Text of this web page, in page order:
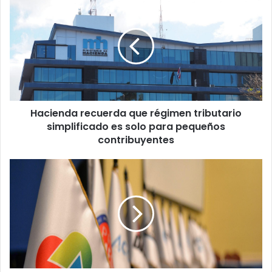
régimen
tributario
simplificado
solo
para
pequeños
contribuyentes
Hacienda recuerda que régimen tributario
simplificado es solo para pequeños
contribuyentes
Empresarios
respeto
protocolos
sanitarios
acelerar
proceso